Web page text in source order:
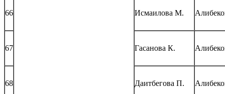
66 Исмаилова М.
67 Гасанова К.
68 Даитбегова П.